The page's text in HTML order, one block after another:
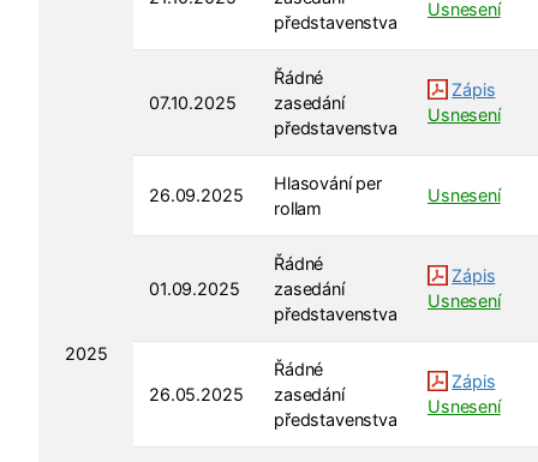
2025
představenstva
Usnesení
07.10.2025
Řádné
zasedání
představenstva
Zápis
Usnesení
26.09.2025
Hlasování per
rollam
Usnesení
01.09.2025
Řádné
zasedání
představenstva
Zápis
Usnesení
26.05.2025
Řádné
zasedání
představenstva
Zápis
Usnesení